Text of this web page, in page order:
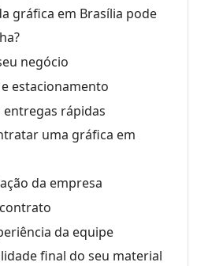
gráfica em Brasília pode
negócio
estacionamento
rápidas
uma gráfica em
da empresa
da equipe
final do seu material